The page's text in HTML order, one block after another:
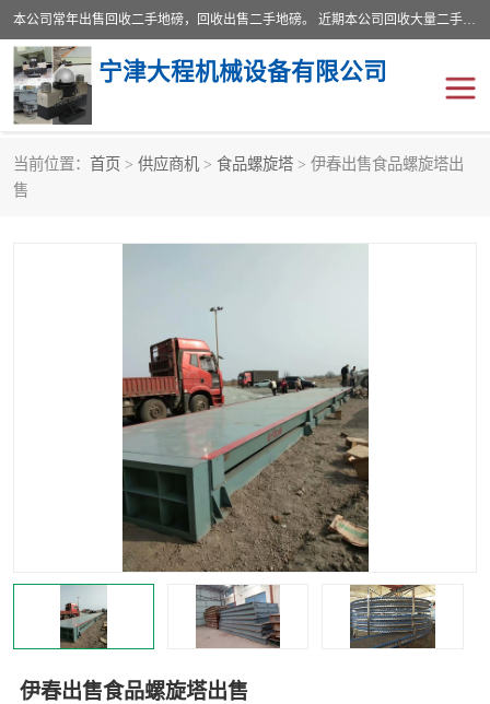
本公司常年出售回收二手地磅，回收出售二手地磅。 近期本公司回收大量二手地磅，型号齐全，宽度从2米到3.5米，长度5米到25米，承重吨位从10到200吨，成色7—9成新。 ? 使用年限6个月至2年，产品来源于个人闲置品，工矿企业停用品，因小换大而来。 精准度和新的一样， 二手地磅是内行人的选择，打个电话就省钱朋友您好等什么
宁津大程机械设备有限公司
当前位置： 首页 > 供应商机 > 食品螺旋塔 > 伊春出售食品螺旋塔出
售
伊春出售食品螺旋塔出售
废纸打包机
半自动输送机 全自动输送机
食品螺旋塔
木材撕碎机
金属撕碎机